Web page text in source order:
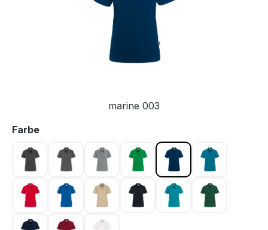
marine 003
Farbeauswählen
anthrazit 028graphit 042grau meliert 015
kellygrün 029marine 003petrol 046
rot 002 royalblau 010sand 007schwarz 005smaragd 012tanne 072